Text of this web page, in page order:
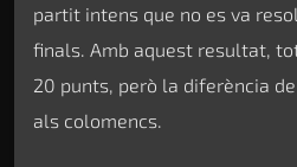
partit intens que no es va
finals. Amb aquest resultat,
20 punts, però la diferència
als colomencs.